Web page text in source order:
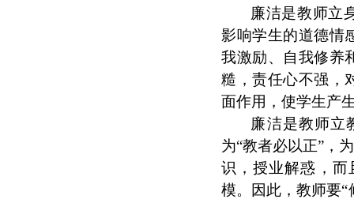
廉洁是教师立
影响学生的道德情
我激励、自我修养
糙，责任心不强，
面作用，使学生产
廉洁是教师立
为“教者必以正”，
识，授业解惑，而
模。因此，教师要